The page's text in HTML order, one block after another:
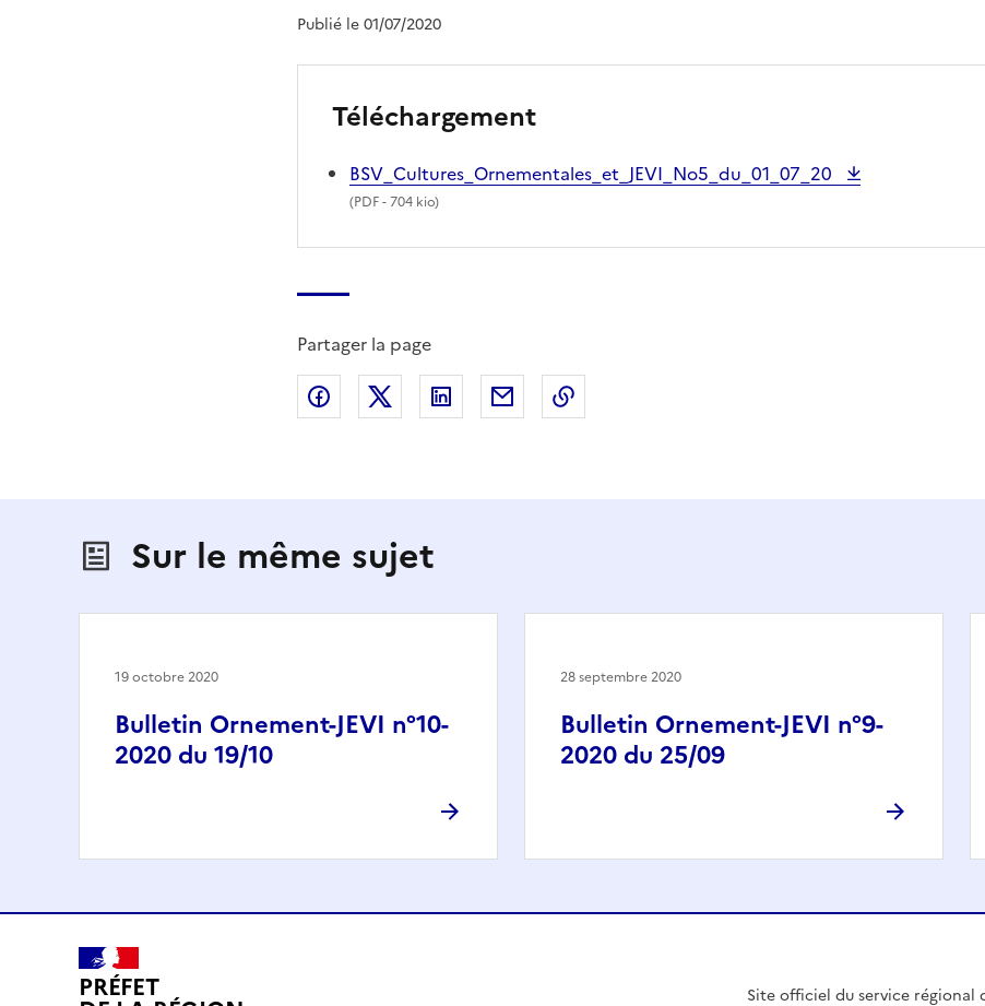
Publié le 01/07/2020
Téléchargement
BSV_Cultures_Ornementales_et_JEVI_No5_du_01_07_20
(PDF- 704 kio)
Partager la page
Partager sur Facebook
Partager sur X (anciennement Twitter)
Partager sur LinkedIn
Partager par email
Sur le même sujet
Bulletin Ornement-JEVI n°10-
2020 du 19/10
19 octobre 2020
Bulletin Ornement-JEVI n°9-
2020 du 25/09
28 septembre 2020
PRÉFET Site officiel du service